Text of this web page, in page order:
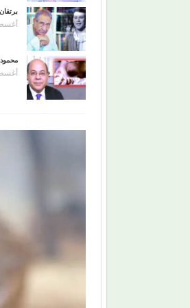
أغسطس
أغسطس